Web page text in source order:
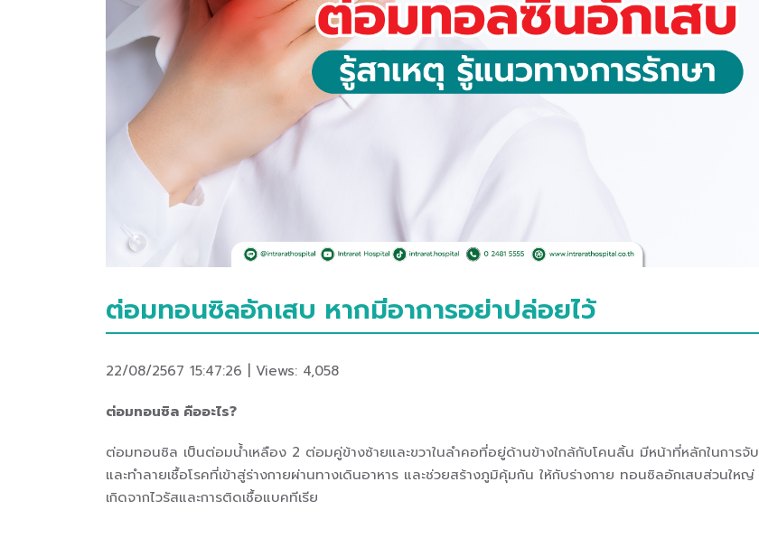
ต่อมทอนซิลอักเสบ หากมีอาการอย่าปล่อยไว้
22/08/2567 15:47:26 | Views: 4,058
ต่อมทอนซิล คืออะไร?
ต่อมทอนซิล เป็นต่อมน้ำเหลือง 2 ต่อมคู่ข้างซ้ายและขวาในลำคอที่อยู่ด้านข้างใกล้กับโคนลิ้น มีหน้าที่หลักในการจับ
และทำลายเชื้อโรคที่เข้าสู่ร่างกายผ่านทางเดินอาหาร และช่วยสร้างภูมิคุ้มกัน ให้กับร่างกาย ทอนซิลอักเสบส่วนใหญ่
เกิดจากไวรัสและการติดเชื้อแบคทีเรีย